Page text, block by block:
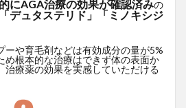
にAGA治療の効果が確認済みの
デュタステリド」「ミノキシジ
ーや育毛剤などは有効成分の量が5%
め根本的な治療はできず体の表面か
治療薬の効果を実感していただける